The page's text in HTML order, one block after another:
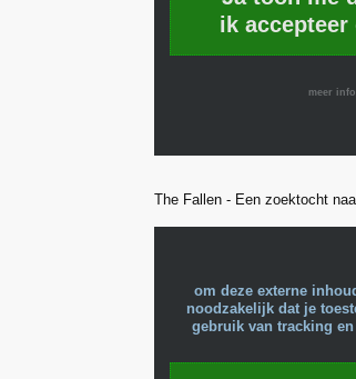
ik accepteer
meer
The Fallen - Een zoektocht
om deze externe
noodzakelijk dat je
gebruik van tracking